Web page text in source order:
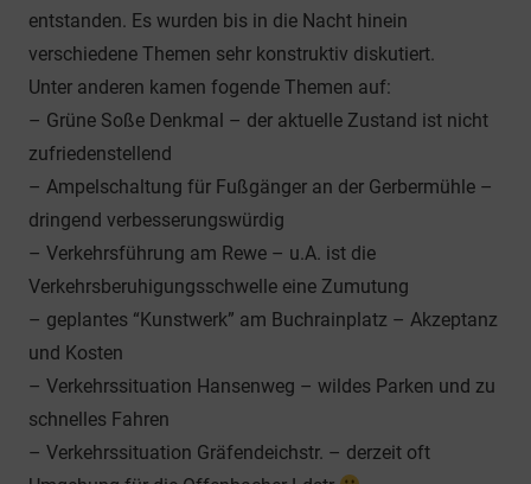
entstanden. Es wurden bis in die Nacht hinein
verschiedene Themen sehr konstruktiv diskutiert.
Unter anderen kamen fogende Themen auf:
– Grüne Soße Denkmal – der aktuelle Zustand ist nicht
zufriedenstellend
– Ampelschaltung für Fußgänger an der Gerbermühle –
dringend verbesserungswürdig
– Verkehrsführung am Rewe – u.A. ist die
Verkehrsberuhigungsschwelle eine Zumutung
– geplantes “Kunstwerk” am Buchrainplatz – Akzeptanz
und Kosten
– Verkehrssituation Hansenweg – wildes Parken und zu
schnelles Fahren
– Verkehrssituation Gräfendeichstr. – derzeit oft